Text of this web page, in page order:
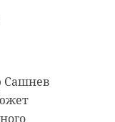
Сашнев